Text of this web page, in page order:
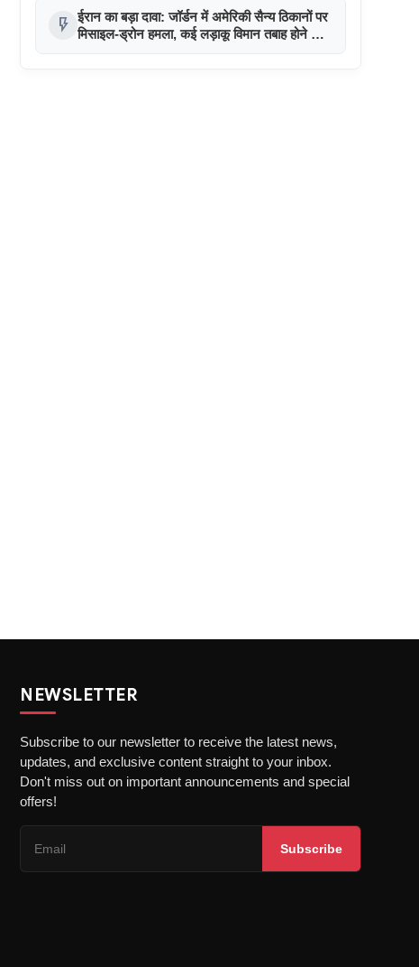
flash_on ईरान का बड़ा दावा: जॉर्डन में अमेरिकी सैन्य ठिकानों पर
मिसाइल-ड्रोन हमला, कई लड़ाकू विमान तबाह होने का
NEWSLETTER
Subscribe to our newsletter to receive the latest news,
updates, and exclusive content straight to your inbox.
Don't miss out on important announcements and special
offers!
Subscribe